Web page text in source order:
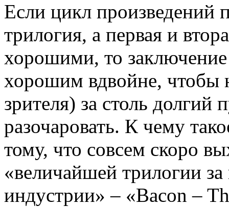
Если цикл произведений
трилогия, а первая и
хорошими, то
хорошим вдвойне, чтобы
зрителя) за столь долгий
разочаровать. К чему
тому, что совсем скоро
«величайшей трилогии
индустрии» – «Bacon –